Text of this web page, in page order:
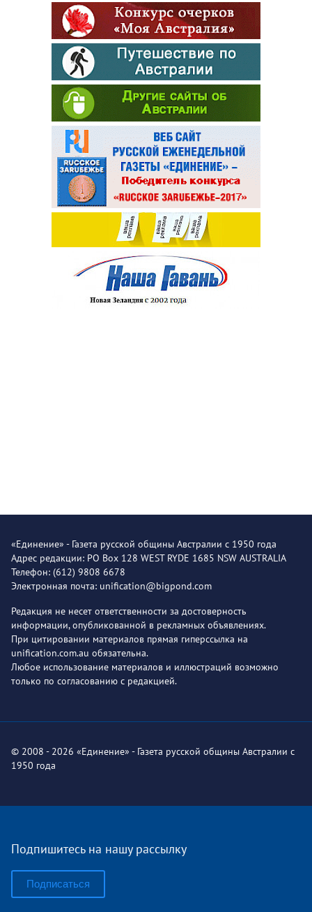
«Единение» - Газета русской общины Австралии с 1950 года
Адрес редакции: PO Box 128 WEST RYDE 1685 NSW AUSTRALIA
Телефон: (612) 9808 6678
Электронная почта: unification@bigpond.com
Редакция не несет ответственности за достоверность
информации, опубликованной в рекламных объявлениях.
При цитировании материалов прямая гиперссылка на
unification.com.au обязательна.
Любое использование материалов и иллюстраций возможно
только по согласованию с редакцией.
© 2008 - 2026 «Единение» - Газета русской общины Австралии с
1950 года
Подпишитесь на нашу рассылку
Подписаться